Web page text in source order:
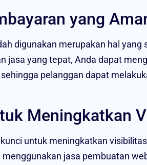
yang
digunakan merupakan hal yang
jasa yang tepat, Anda dapat
pelanggan dapat
Meningkatkan
untuk meningkatkan
jasa pembuatan